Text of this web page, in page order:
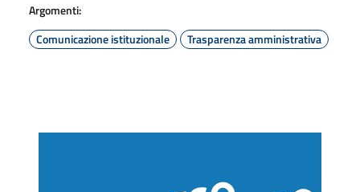
Argomenti:
Comunicazione istituzionale
Trasparenza amministrativa